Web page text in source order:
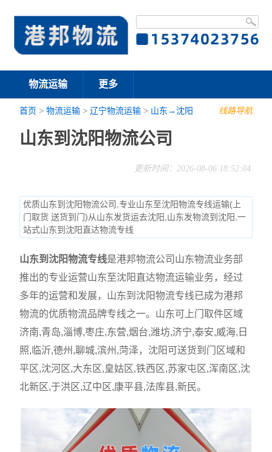
物流运输 更多
线路导航
首页 >物流运输 >辽宁物流运输 > 山东→沈阳
山东到沈阳物流公司
更新时间：2026-08-06 18:52:04
优质山东到沈阳物流公司,专业山东至沈阳物流专线运输(上
门取货 送货到门)从山东发货运去沈阳,山东发物流到沈阳,一
站式山东到沈阳直达物流专线
山东到沈阳物流专线是港邦物流公司山东物流业务部
推出的专业运营山东至沈阳直达物流运输业务，经过
多年的运营和发展，山东到沈阳物流专线已成为港邦
物流的优质物流品牌专线之一。山东可上门取件区域
济南,青岛,淄博,枣庄,东营,烟台,潍坊,济宁,泰安,威海,日
照,临沂,德州,聊城,滨州,菏泽，沈阳可送货到门区域和
平区,沈河区,大东区,皇姑区,铁西区,苏家屯区,浑南区,沈
北新区,于洪区,辽中区,康平县,法库县,新民。